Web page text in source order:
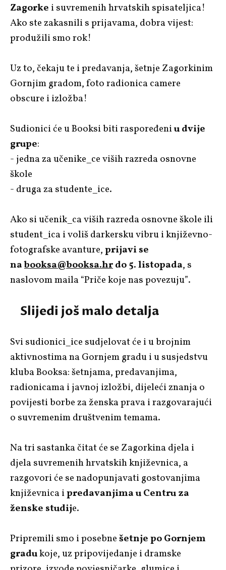
Zagorke i suvremenih hrvatskih spisateljica!
Ako ste zakasnili s prijavama, dobra vijest:
produžili smo rok!
Uz to, čekaju te i predavanja, šetnje Zagorkinim
Gornjim gradom, foto radionica camere
obscure i izložba!
Sudionici će u Booksi biti raspoređeniu dvije
grupe:
- jedna za učenike_ce viših razreda osnovne
škole
- druga za studente_ice.
Ako si učenik_ca viših razreda osnovne škole ili
student_ica i voliš darkersku vibru i književno-
fotografske avanture,prijavi se
nabooksa@booksa.hrdo 5. listopada, s
naslovom maila “Priče koje nas povezuju”.
Slijedi još malo detalja
Svi sudionici_ice sudjelovat će i u brojnim
aktivnostima na Gornjem gradu i u susjedstvu
kluba Booksa: šetnjama, predavanjima,
radionicama i javnoj izložbi, dijeleći znanja o
povijesti borbe za ženska prava i razgovarajući
o suvremenim društvenim temama.
Na tri sastanka čitat će se Zagorkina djela i
djela suvremenih hrvatskih književnica, a
razgovori će se nadopunjavati gostovanjima
književnica ipredavanjima u Centru za
ženske studije.
Pripremili smo i posebnešetnje po Gornjem
gradukoje, uz pripovijedanje i dramske